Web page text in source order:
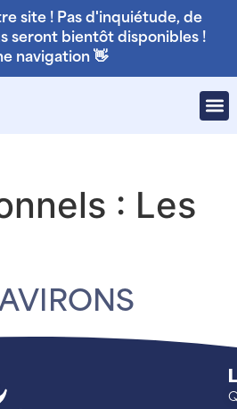
site ! Pas d'inquiétude, de
seront bientôt disponibles !
navigation 👋
: Les